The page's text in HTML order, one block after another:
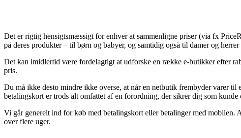
Det er rigtig hensigtsmæssigt for enhver at sammenligne priser (via fx
på deres produkter – til børn og babyer, og samtidig også til damer og
Det kan imidlertid være fordelagtigt at udforske en række e-butikker efter
pris.
Du må ikke desto mindre ikke overse, at når en netbutik frembyder varer
betalingskort er trods alt omfattet af en forordning, der sikrer dig som kunde
Vi går generelt ind for køb med betalingskort eller betalinger med
over flere uger.